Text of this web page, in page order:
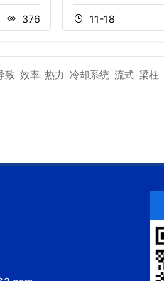
376 11-18
致 效率 热力 冷却系统 流式 梁柱